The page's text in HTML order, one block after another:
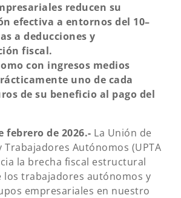
reducen su
efectiva a entornos del 10–
a deducciones y
fiscal.
con ingresos medios
uno de cada
de su beneficio al pago del
febrero de 2026.- La Unión de
Trabajadores Autónomos (UPTA
la brecha fiscal estructural
los trabajadores autónomos y
empresariales en nuestro